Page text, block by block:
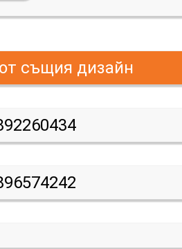
същия дизайн